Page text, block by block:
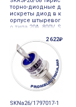
торно-диодные д
искреты диод в к
орпусе штыревог
о типа 20A 800V, S
2 622₽
SKNa26/1797017-1